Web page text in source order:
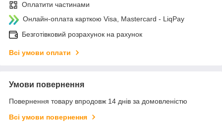
Оплатити частинами
Онлайн-оплата карткою Visa, Mastercard - LiqPay
Безготівковий розрахунок на рахунок
Всі умови оплати
Умови повернення
Повернення товару впродовж 14 днів за домовленістю
Всі умови повернення